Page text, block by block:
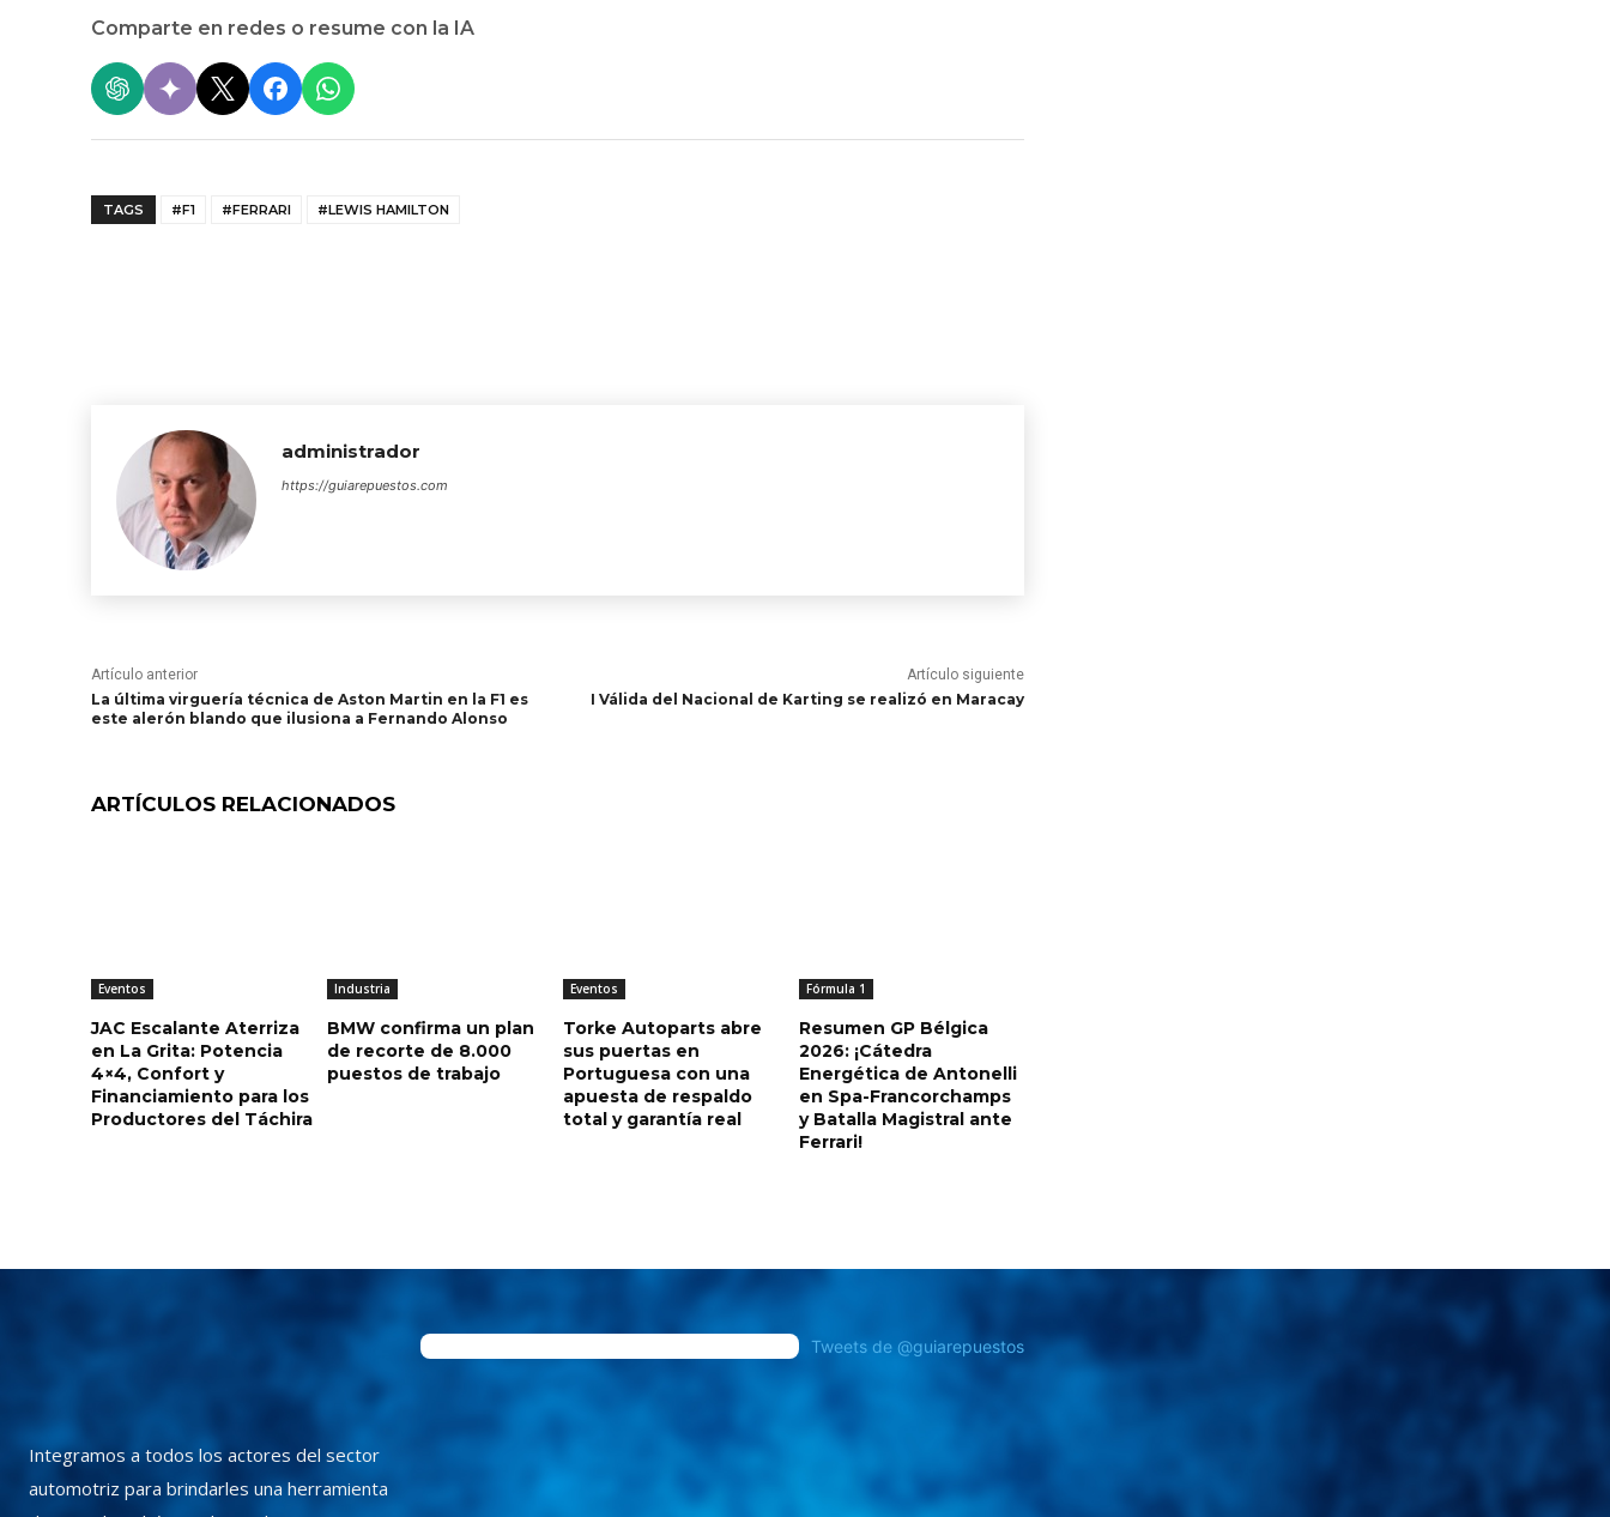
Comparte en redes o resume con la IA
TAGS #F1 #FERRARI #LEWIS HAMILTON
administrador
https://guiarepuestos.com
Artículo anterior
La última virguería técnica de Aston Martin en la F1 es
este alerón blando que ilusiona a Fernando Alonso
Artículo siguiente
I Válida del Nacional de Karting se realizó en Maracay
ARTÍCULOS RELACIONADOS
Eventos
JAC Escalante Aterriza
en La Grita: Potencia
4×4, Confort y
Financiamiento para los
Productores del Táchira
Industria
BMW confirma un plan
de recorte de 8.000
puestos de trabajo
Eventos
Torke Autoparts abre
sus puertas en
Portuguesa con una
apuesta de respaldo
total y garantía real
Fórmula 1
Resumen GP Bélgica
2026: ¡Cátedra
Energética de Antonelli
en Spa-Francorchamps
y Batalla Magistral ante
Ferrari!
Integramos a todos los actores del sector
automotriz para brindarles una herramienta
Tweets de @guiarepuestos